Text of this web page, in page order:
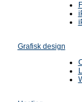
Grafisk design